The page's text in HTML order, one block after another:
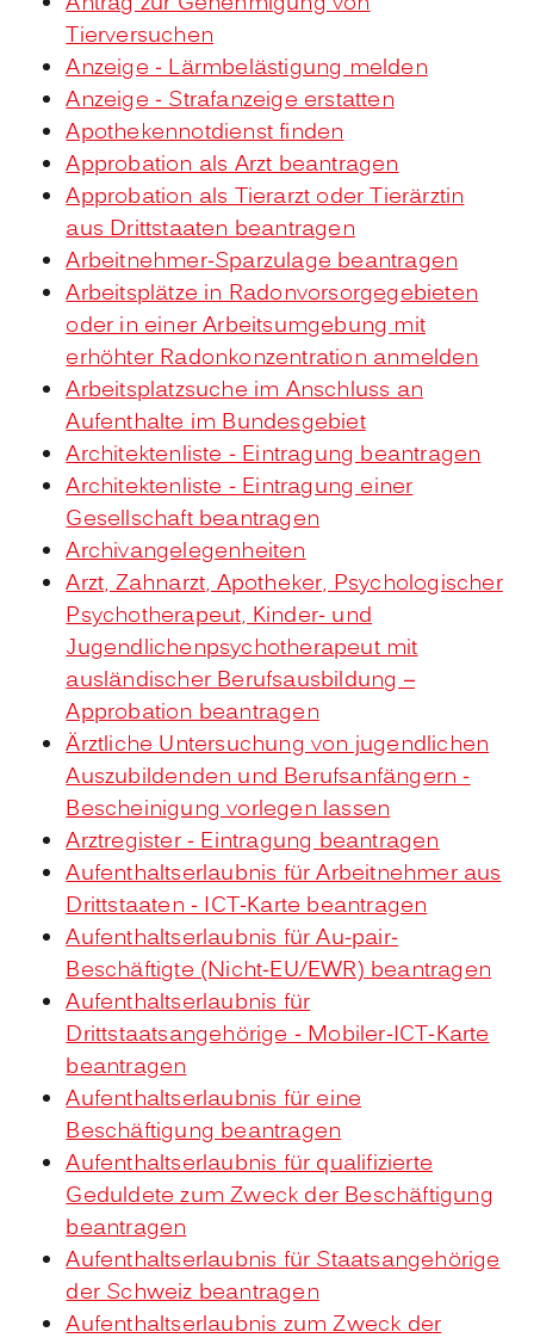
Tierversuchen
Anzeige - Lärmbelästigung melden
Anzeige - Strafanzeige erstatten
Apothekennotdienst finden
Approbation als Arzt beantragen
Approbation als Tierarzt oder Tierärztin
aus Drittstaaten beantragen
Arbeitnehmer-Sparzulage beantragen
Arbeitsplätze in Radonvorsorgegebieten
oder in einer Arbeitsumgebung mit
erhöhter Radonkonzentration anmelden
Arbeitsplatzsuche im Anschluss an
Aufenthalte im Bundesgebiet
Architektenliste - Eintragung beantragen
Architektenliste - Eintragung einer
Gesellschaft beantragen
Archivangelegenheiten
Arzt, Zahnarzt, Apotheker, Psychologischer
Psychotherapeut, Kinder- und
Jugendlichenpsychotherapeut mit
ausländischer Berufsausbildung –
Approbation beantragen
Ärztliche Untersuchung von jugendlichen
Auszubildenden und Berufsanfängern -
Bescheinigung vorlegen lassen
Arztregister - Eintragung beantragen
Aufenthaltserlaubnis für Arbeitnehmer aus
Drittstaaten - ICT-Karte beantragen
Aufenthaltserlaubnis für Au-pair-
Beschäftigte (Nicht-EU/EWR) beantragen
Aufenthaltserlaubnis für
Drittstaatsangehörige - Mobiler-ICT-Karte
beantragen
Aufenthaltserlaubnis für eine
Beschäftigung beantragen
Aufenthaltserlaubnis für qualifizierte
Geduldete zum Zweck der Beschäftigung
beantragen
Aufenthaltserlaubnis für Staatsangehörige
der Schweiz beantragen
Aufenthaltserlaubnis zum Zweck der